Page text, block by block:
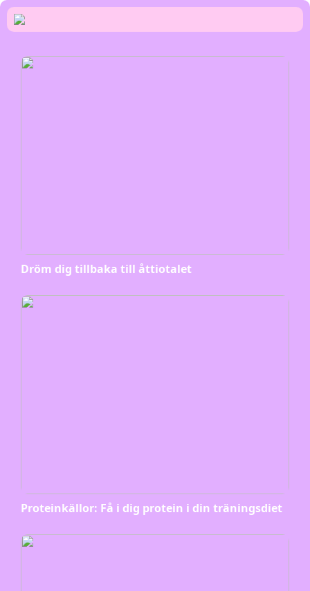
Dröm dig tillbaka till åttiotalet
Proteinkällor: Få i dig protein i din träningsdiet